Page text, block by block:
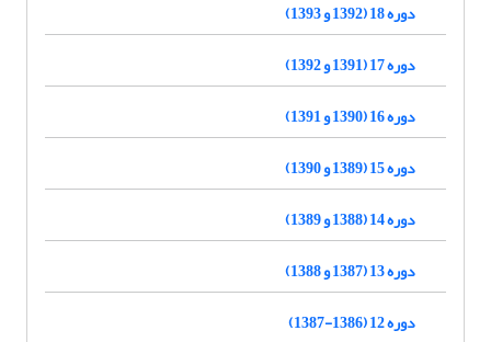
دوره 18 (1392 و 1393)
دوره 17 (1391 و 1392)
دوره 16 (1390 و 1391)
دوره 15 (1389 و 1390)
دوره 14 (1388 و 1389)
دوره 13 (1387 و 1388)
دوره 12 (1386-1387)